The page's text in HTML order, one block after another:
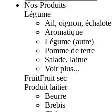
Nos Produits
Légume
Ail, oignon, échalote
Aromatique
Légume (autre)
Pomme de terre
Salade, laitue
Voir plus...
FruitFruit sec
Produit laitier
Beurre
Brebis